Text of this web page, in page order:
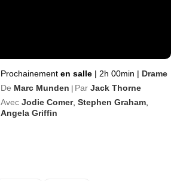
Prochainementen salle | 2h 00min | Drame
De Marc Munden | Par Jack Thorne
Avec Jodie Comer,Stephen Graham
Angela Griffin